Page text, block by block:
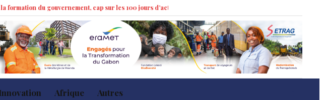
gouvernement, cap sur les 100 jours d’action » Marché immobilier à Libreville : tendances récentes et
Afrique Autres